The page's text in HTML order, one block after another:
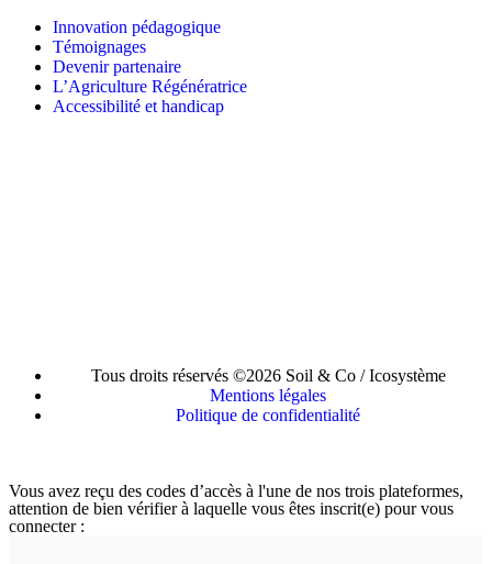
Innovation pédagogique
Témoignages
Devenir partenaire
L’Agriculture Régénératrice
Accessibilité et handicap
Tous droits réservés ©2026 Soil & Co / Icosystème
Mentions légales
Politique de confidentialité
Vous avez reçu des codes d’accès à l'une de nos trois plateformes,
attention de bien vérifier à laquelle vous êtes inscrit(e) pour vous
connecter :